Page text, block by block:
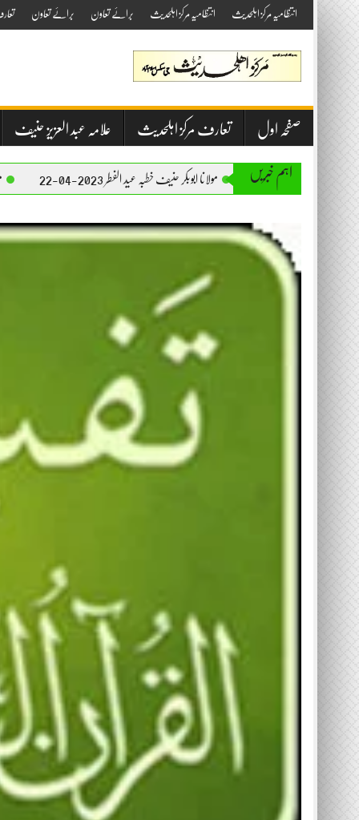
Skip
to
content
انتظامیہ مرکز اہلحدیث انتظامیہ مرکز اہلحدیث برائے تعاون برائے تعاون
صفحہ اول تعارف مرکز اہلحدیث علامہ عبد العزیز حنیف
اہم خبریں
مولانا ابوبکر حنیف خطبہ عید الفطر 2023-04-22 مولانا ابوبکر حنیف